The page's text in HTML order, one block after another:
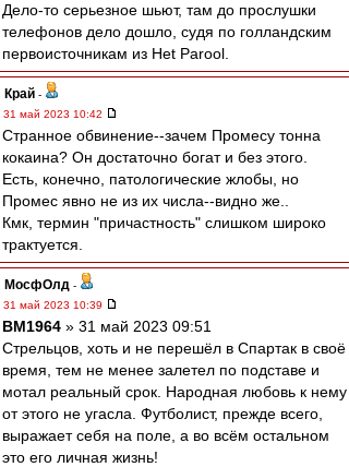
Дело-то серьезное шьют, там до прослушки
телефонов дело дошло, судя по голландским
первоисточникам из Het Parool.
Край -
31 май 2023 10:42
Странное обвинение--зачем Промесу тонна
кокаина? Он достаточно богат и без этого.
Есть, конечно, патологические жлобы, но
Промес явно не из их числа--видно же..
Кмк, термин "причастность" слишком широко
трактуется.
МосфОлд -
31 май 2023 10:39
BM1964 » 31 май 2023 09:51
Стрельцов, хоть и не перешёл в Спартак в своё
время, тем не менее залетел по подставе и
мотал реальный срок. Народная любовь к нему
от этого не угасла. Футболист, прежде всего,
выражает себя на поле, а во всём остальном
это его личная жизнь!